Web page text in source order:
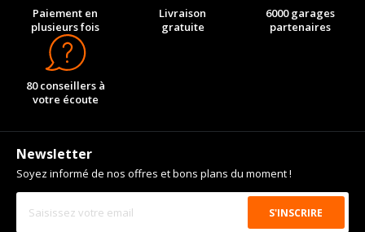
Paiement en
plusieurs fois
Livraison
gratuite
6000 garages
partenaires
80 conseillers à
votre écoute
Newsletter
Soyez informé de nos offres et bons plans du moment !